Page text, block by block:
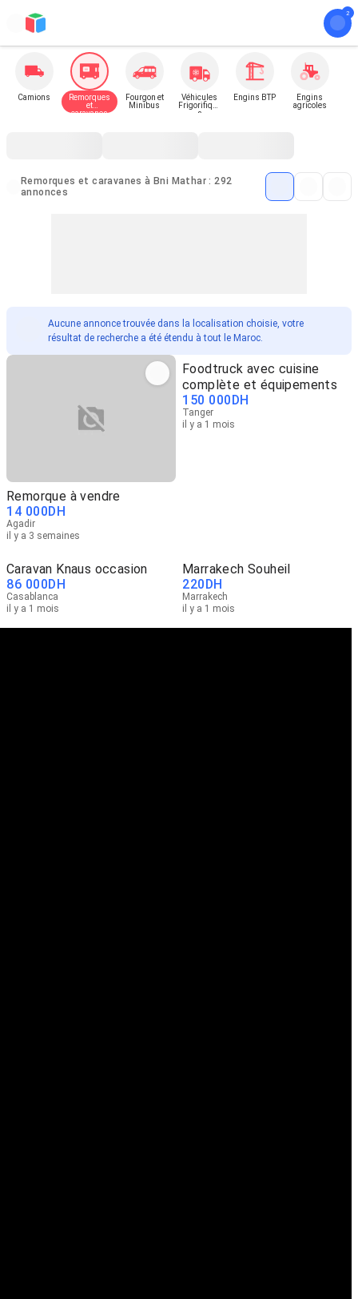
Camions
Remorques
et
caravanes
Fourgon et
Minibus
Véhicules
Frigorifique
s
Engins BTP
Engins
agricoles
Remorques et caravanes à Bni Mathar : 292
annonces
Aucune annonce trouvée dans la localisation choisie, votre
résultat de recherche a été étendu à tout le Maroc.
Remorque à vendre
14 000DH
Agadir
il y a 3 semaines
Foodtruck avec cuisine
complète et équipements
150 000DH
Tanger
il y a 1 mois
Caravan Knaus occasion
86 000DH
Casablanca
il y a 1 mois
Marrakech Souheil
220DH
Marrakech
il y a 1 mois